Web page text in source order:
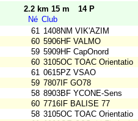
2.2 km 15 m
14 P
Né Club
61 1408NM VIK'AZIM
60 5906HF VALMO
59 5909HF CapOnord
60 3105OC TOAC Orientatio
61 0615PZ VSAO
59 7807IF GO78
58 8903BF YCONE-Sens
60 7716IF BALISE 77
58 3105OC TOAC Orientatio